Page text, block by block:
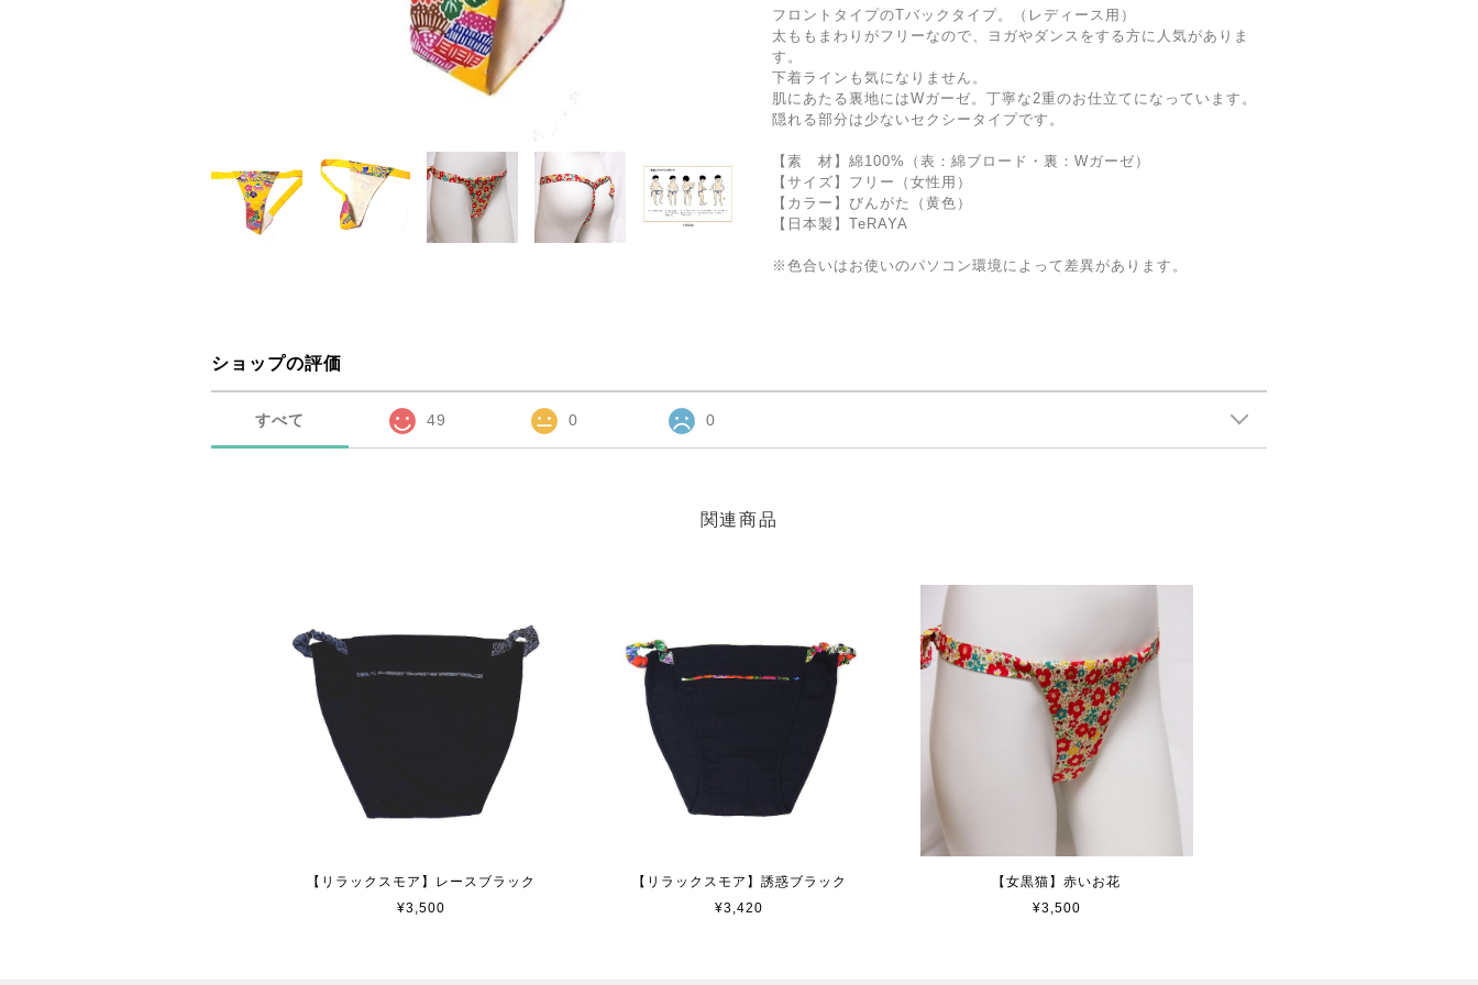
フロントタイプのTバックタイプ。（レディース用）
太ももまわりがフリーなので、ヨガやダンスをする方に人気がありま
す。
下着ラインも気になりません。
肌にあたる裏地にはWガーゼ。丁寧な2重のお仕立てになっています。
隠れる部分は少ないセクシータイプです。
【素 材】綿100%（表：綿ブロード・裏：Wガーゼ）
【サイズ】フリー（女性用）
【カラー】びんがた（黄色）
【日本製】TeRAYA
※色合いはお使いのパソコン環境によって差異があります。
ショップの評価
すべて 49 0 0
関連商品
【リラックスモア】レースブラック
¥3,500
【リラックスモア】誘惑ブラック
¥3,420
【女黒猫】赤いお花
¥3,500